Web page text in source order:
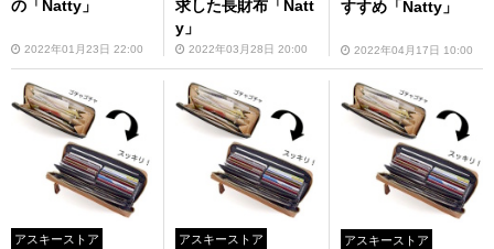
の「Natty」
2022年01月23日 22:00
求した長財布「Natt
y」
2022年03月28日 20:00
すすめ「Natty」
2022年04月17日 10:00
アスキーストア アスキーストア アスキーストア